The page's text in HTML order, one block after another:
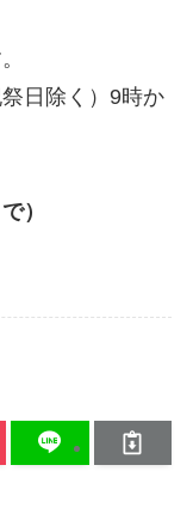
日除く）9時か
）